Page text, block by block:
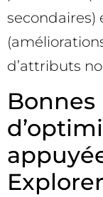
secondaires)
d’attributs